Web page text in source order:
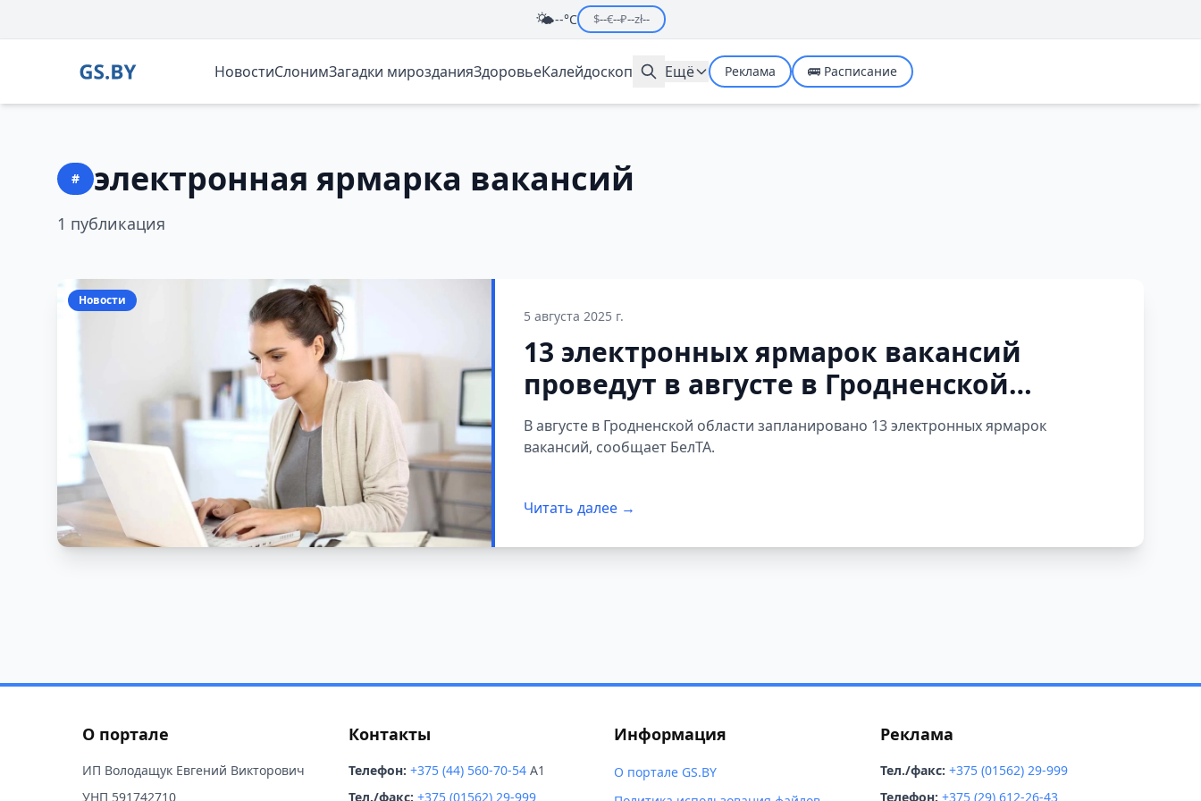
🌤️--°C $--€--₽--zł--
НовостиСлонимЗагадки мирозданияЗдоровьеКалейдоскоп Ещё Реклама 🚌 Расписание
# электронная ярмарка вакансий
1 публикация
Новости
5 августа 2025 г.
13 электронных ярмарок вакансий
проведут в августе в Гродненской
области
В августе в Гродненской области запланировано 13 электронных ярмарок
вакансий, сообщает БелТА.
Читать далее →
О портале
ИП Володащук Евгений Викторович
УНП 591742710
Контакты
Телефон: +375 (44) 560-70-54A1
Тел./факс: +375 (01562) 29-999
Информация
О портале GS.BY
Реклама
Тел./факс: +375 (01562) 29-999
Телефон: +375 (29) 612-26-43